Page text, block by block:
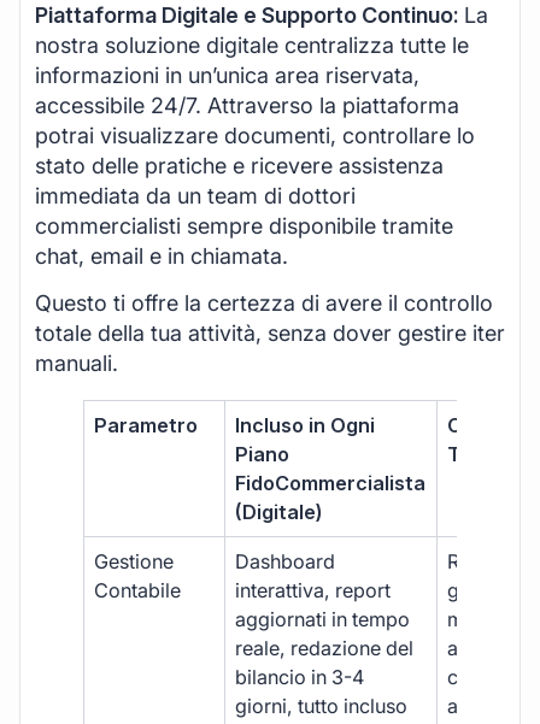
Piattaforma Digitale e Supporto Continuo: La
nostra soluzione digitale centralizza tutte le
informazioni in un’unica area riservata,
accessibile 24/7. Attraverso la piattaforma
potrai visualizzare documenti, controllare lo
stato delle pratiche e ricevere assistenza
immediata da un team di dottori
commercialisti sempre disponibile tramite
chat, email e in chiamata.
Questo ti offre la certezza di avere il controllo
totale della tua attività, senza dover gestire iter
manuali.
Parametro
Incluso in Ogni
Piano
FidoCommercialista
(Digitale)
Gestione
Contabile
Dashboard
interattiva, report
aggiornati in tempo
reale, redazione del
bilancio in 3-4
giorni, tutto incluso
Report
gestione
manuale,
con
aggiuntivi